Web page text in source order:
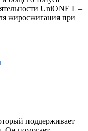
UniONE L –
жиросжигания при
поддерживает